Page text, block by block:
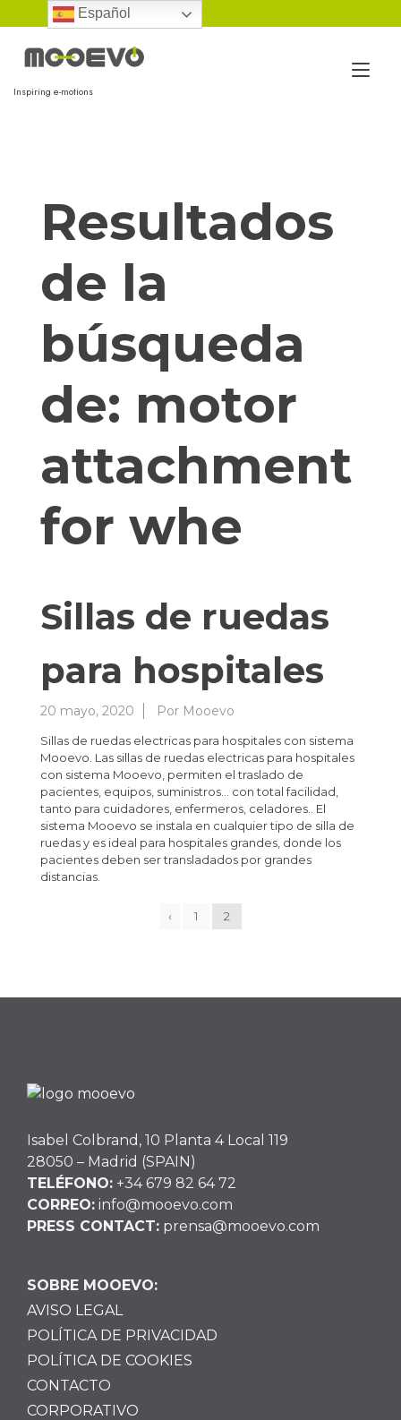
al
Inspiring e-motions
Resultados
de la
búsqueda
de: motor
attachment
for whe
Sillas de ruedas
para hospitales
20 mayo, 2020 Por Mooevo
Sillas de ruedas electricas para hospitales con sistema
Mooevo. Las sillas de ruedas electricas para hospitales
con sistema Mooevo, permiten el traslado de
pacientes, equipos, suministros… con total facilidad,
tanto para cuidadores, enfermeros, celadores.. El
sistema Mooevo se instala en cualquier tipo de silla de
ruedas y es ideal para hospitales grandes, donde los
pacientes deben ser transladados por grandes
distancias.
‹ 1 2
Isabel Colbrand, 10 Planta 4 Local 119
28050 – Madrid (SPAIN)
TELÉFONO: +34 679 82 64 72
CORREO: info@mooevo.com
PRESS CONTACT: prensa@mooevo.com
SOBRE MOOEVO:
AVISO LEGAL
POLÍTICA DE PRIVACIDAD
POLÍTICA DE COOKIES
CONTACTO
CORPORATIVO
Español